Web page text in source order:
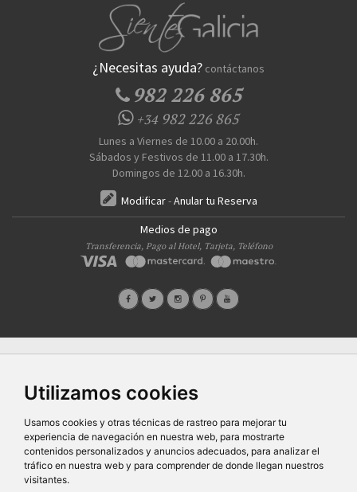
Utilizamos cookies
Usamos cookies y otras técnicas de rastreo para mejorar tu
experiencia de navegación en nuestra web, para mostrarte
contenidos personalizados y anuncios adecuados, para analizar el
tráfico en nuestra web y para comprender de donde llegan nuestros
visitantes.
¿Necesitas ayuda? contáctanos
982 226 865
+34982 226 865
Lunes a Viernes de 10.00 a 20.00h.
Sábados y Festivos de 11.00 a 17.30h.
Domingos de 12.00 a 16.30h.
Modificar-Anular tu Reserva
Medios de pago
Transferencia, Pago al Hotel, Tarjeta, Teléfono
sobre cookies
SG Entornos Turísticos S.L . Av. Vila Verde Cidade de Portugal, 25 Bajo. Lugo 27002 – España
Todos los derechos reservados